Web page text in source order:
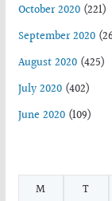
October 2020(221)
September 2020
August 2020(425)
July 2020(402)
June 2020(109)
M
T